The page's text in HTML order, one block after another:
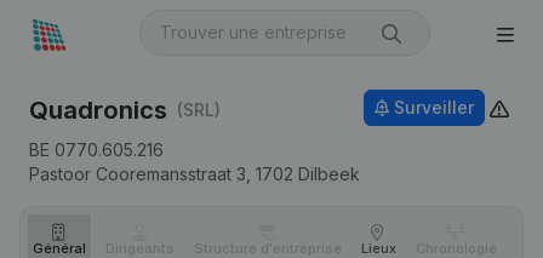
Quadronics (SRL)
BE 0770.605.216
Pastoor Cooremansstraat 3, 1702 Dilbeek
Surveiller
Général Dirigeants Structure d'entreprise Lieux Chronologie